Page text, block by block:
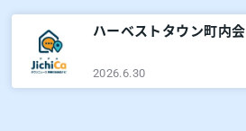
ハーベストタウン町内
2026.6.30